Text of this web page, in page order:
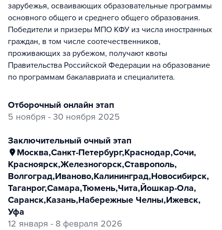
зарубежья, осваивающих образовательные программы
основного общего и среднего общего образования.
Победители и призеры МПО КФУ из числа иностранных
граждан, в том числе соотечественников,
проживающих за рубежом, получают квоты
Правительства Российской Федерации на образование
по программам бакалавриата и специалитета.
отборочный онлайн этап
5 ноября - 30 ноября 2025
заключительный очный этап
Москва,Санкт-Петербург,Краснодар,Сочи,
Красноярск,Железногорск,Ставрополь,
Волгоград,Иваново,Калининград,Новосибирск,
Таганрог,Самара,Тюмень,Чита,Йошкар-Ола,
Саранск,Казань,Набережные Челны,Ижевск,
Уфа
12 января - 8 февраля 2026